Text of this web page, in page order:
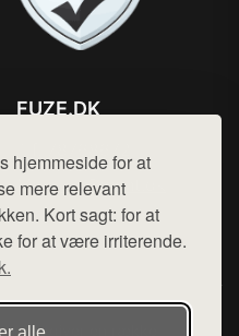
hjemmeside for at
mere relevant
Kort sagt: for at
for at være irriterende.
alle
FUZE.DK
Mail: hej@want.dk
Cookie- og privatlivspolitik
udgiver en række